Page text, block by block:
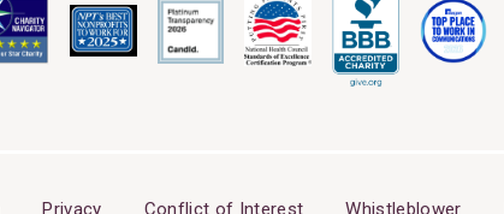
Privacy Conflict of Interest Whistleblower